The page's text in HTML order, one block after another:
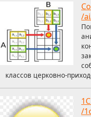
/
классов церковно-
/